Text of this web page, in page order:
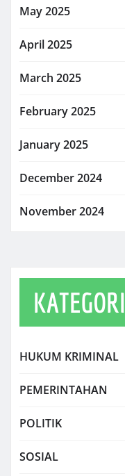
May 2025
April 2025
March 2025
February 2025
January 2025
December 2024
November 2024
KATEGORI
HUKUM KRIMINAL
PEMERINTAHAN
POLITIK
SOSIAL